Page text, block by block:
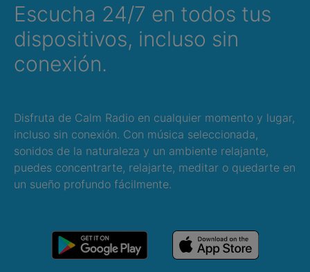
Escucha 24/7 en todos tus
dispositivos, incluso sin
conexión.
Disfruta de Calm Radio en cualquier momento y lugar,
incluso sin conexión. Con música seleccionada,
sonidos de la naturaleza y un ambiente relajante,
puedes concentrarte, relajarte, meditar o quedarte en
un sueño profundo fácilmente.